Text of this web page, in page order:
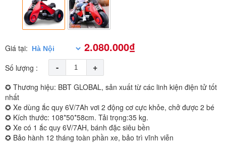
Giá tại: 2.080.000₫
Số lượng : - +
✪ Thương hiệu: BBT GLOBAL, sản xuất từ các linh kiện điện tử tốt
nhất
✪ Xe dùng ắc quy 6V/7Ah vơi 2 động cơ cực khỏe, chở được 2 bé
✪ Kích thước: 108*50*58cm. Tải trọng:35 kg.
✪ Xe có 1 ắc quy 6V/7AH, bánh đặc siêu bền
✪ Bảo hành 12 tháng toàn phần xe, bảo trì vĩnh viễn